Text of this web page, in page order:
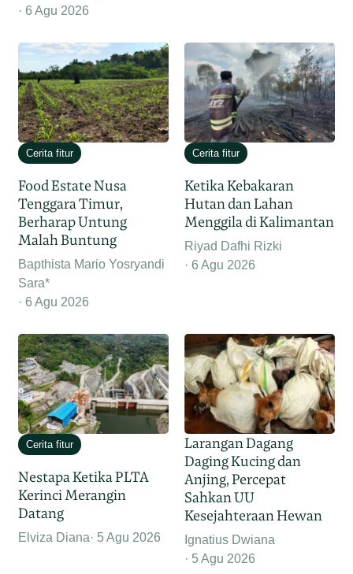
6 Agu 2026
Cerita fitur
Food Estate Nusa
Tenggara Timur,
Berharap Untung
Malah Buntung
Bapthista Mario Yosryandi
Sara*
6 Agu 2026
Cerita fitur
Ketika Kebakaran
Hutan dan Lahan
Menggila di Kalimantan
Riyad Dafhi Rizki
6 Agu 2026
Cerita fitur
Nestapa Ketika PLTA
Kerinci Merangin
Datang
Elviza Diana 5 Agu 2026
Larangan Dagang
Daging Kucing dan
Anjing, Percepat
Sahkan UU
Kesejahteraan Hewan
Ignatius Dwiana
5 Agu 2026